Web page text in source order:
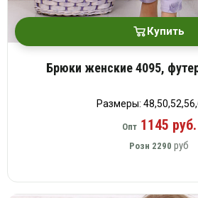
Купить
Брюки женские 4095,
Размеры:
Опт1145 руб.
Розн 2290 руб